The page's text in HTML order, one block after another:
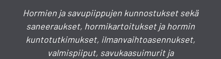
Hormien ja savupiippujen kunnostukset sekä
saneeraukset, hormikartoitukset ja hormin
kuntotutkimukset, ilmanvaihtoasennukset,
valmispiiput, savukaasuimurit ja